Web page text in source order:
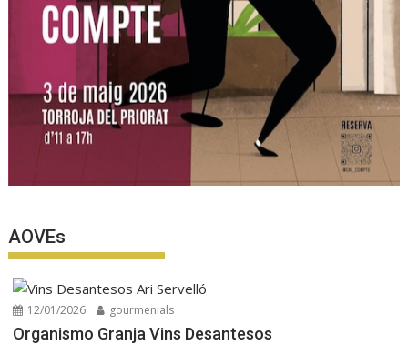
AOVEs
12/01/2026 gourmenials
Organismo Granja Vins Desantesos